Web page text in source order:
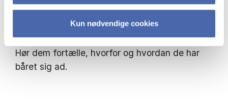
Kun nødvendige cookies
er MGS Design & Development blevet opkøbt,
samtidig med at de har afskaffet cheftitler og
udviklet en medledende organisationsmodel.
Hør dem fortælle, hvorfor og hvordan de har
båret sig ad.